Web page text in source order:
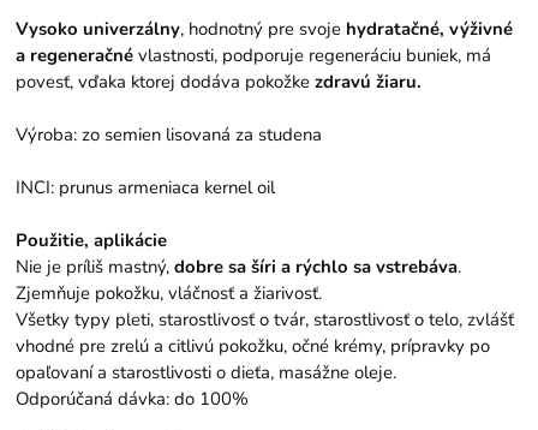
Vysoko univerzálny, hodnotný pre svoje hydratačné, výživné
a regeneračné vlastnosti, podporuje regeneráciu buniek, má
povesť, vďaka ktorej dodáva pokožkezdravú žiaru.
Výroba: zo semien lisovaná za studena
INCI: prunus armeniaca kernel oil
Použitie, aplikácie
Nie je príliš mastný, dobre sa šíri a rýchlo sa vstrebáva.
Zjemňuje pokožku, vláčnosť a žiarivosť.
Všetky typy pleti, starostlivosť o tvár, starostlivosť o telo, zvlášť
vhodné pre zrelú a citlivú pokožku, očné krémy, prípravky po
opaľovaní a starostlivosti o dieťa, masážne oleje.
Odporúčaná dávka: do 100%